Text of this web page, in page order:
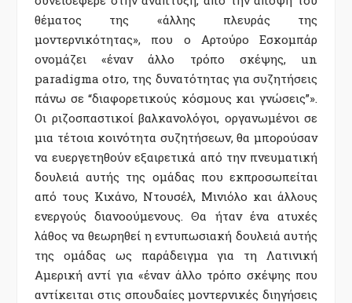
θέµατος της «άλλης πλευράς της
µοντερνικότητας», που ο Αρτούρο Εσκοµπάρ
ονοµάζει «έναν άλλο τρόπο σκέψης, un
paradigma otro, της δυνατότητας για συζητήσεις
πάνω σε “διαφορετικούς κόσµους και γνώσεις”».
Οι ριζοσπαστικοί βαλκανολόγοι, οργανωµένοι σε
µια τέτοια κοινότητα συζητήσεων, θα µπορούσαν
να ευεργετηθούν εξαιρετικά από την πνευµατική
δουλειά αυτής της οµάδας που εκπροσωπείται
από τους Κιχάνο, Ντουσέλ, Μινιόλο και άλλους
ενεργούς διανοούµενους. Θα ήταν ένα ατυχές
λάθος να θεωρηθεί η εντυπωσιακή δουλειά αυτής
της οµάδας ως παράδειγµα για τη Λατινική
Αµερική αντί για «έναν άλλο τρόπο σκέψης που
αντίκειται στις σπουδαίες µοντερνικές διηγήσεις